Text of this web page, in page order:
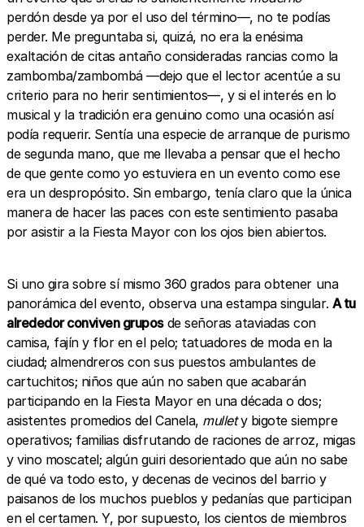
perdón desde ya por el uso del término—, no te podías
perder. Me preguntaba si, quizá, no era la enésima
exaltación de citas antaño consideradas rancias como la
zambomba/zambombá —dejo que el lector acentúe a su
criterio para no herir sentimientos—, y si el interés en lo
musical y la tradición era genuino como una ocasión así
podía requerir. Sentía una especie de arranque de purismo
de segunda mano, que me llevaba a pensar que el hecho
de que gente como yo estuviera en un evento como ese
era un despropósito. Sin embargo, tenía claro que la única
manera de hacer las paces con este sentimiento pasaba
por asistir a la Fiesta Mayor con los ojos bien abiertos.
Si uno gira sobre sí mismo 360 grados para obtener una
panorámica del evento, observa una estampa singular. A tu
alrededor conviven gruposde señoras ataviadas con
camisa, fajín y flor en el pelo; tatuadores de moda en la
ciudad; almendreros con sus puestos ambulantes de
cartuchitos; niños que aún no saben que acabarán
participando en la Fiesta Mayor en una década o dos;
asistentes promedios del Canela, mullety bigote siempre
operativos; familias disfrutando de raciones de arroz, migas
y vino moscatel; algún guiri desorientado que aún no sabe
de qué va todo esto, y decenas de vecinos del barrio y
paisanos de los muchos pueblos y pedanías que participan
en el certamen. Y, por supuesto, los cientos de miembros